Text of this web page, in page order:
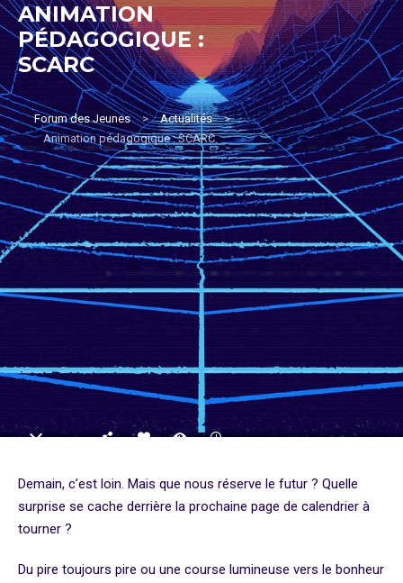
ANIMATION
PÉDAGOGIQUE :
SCARC
Forum des Jeunes > Actualités
>
Animation pédagogique : SCARC
Demain, c’est loin. Mais que nous réserve le futur ? Quelle
surprise se cache derrière la prochaine page de calendrier à
tourner ?
Du pire toujours pire ou une course lumineuse vers le bonheur